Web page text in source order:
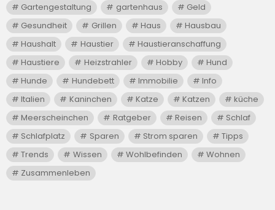
Gartengestaltung
gartenhaus
Geld
Gesundheit
Grillen Haus
Hausbau
Haushalt
Haustier
Haustieranschaffung
Haustiere
Heizstrahler Hobby
Hund
Hunde
Hundebett Immobilie
Info
Italien
Kaninchen Katze Katzen
küche
Meerscheinchen
Ratgeber Reisen
Schlaf
Schlafplatz
Sparen Strom sparen
Tipps
Trends
Wissen Wohlbefinden
Wohnen
Zusammenleben